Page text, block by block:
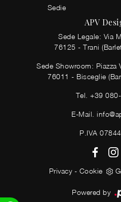
Sedie
APV
Sede Legale: Via
76125 - Trani
Sede Showroom: Piazza
76011 - Bisceglie
Tel. +39
E-Mail.
P.IVA
Privacy- Cookie
Powered by